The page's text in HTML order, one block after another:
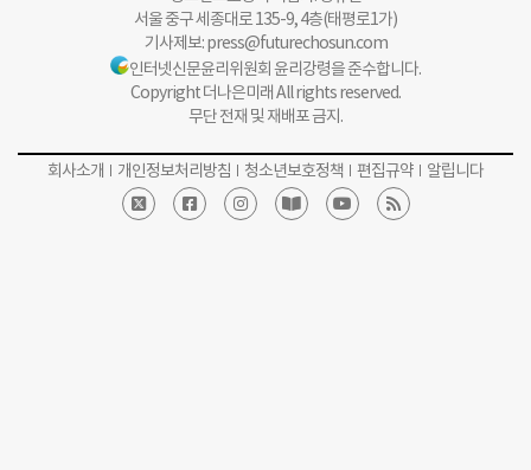
서울 중구 세종대로 135-9, 4층(태평로1가)
기사제보:press@futurechosun.com
인터넷신문윤리위원회 윤리강령을 준수합니다.
Copyright 더나은미래 All rights reserved.
무단 전재 및 재배포 금지.
회사소개 개인정보처리방침 청소년보호정책 편집규약 알립니다